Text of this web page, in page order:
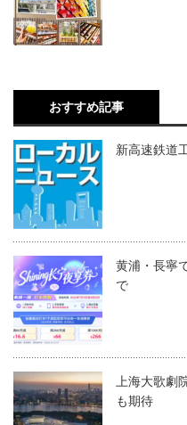
おすすめ記事
新高速鉄道
黄浦・長寧
で
上海大歌劇
も期待